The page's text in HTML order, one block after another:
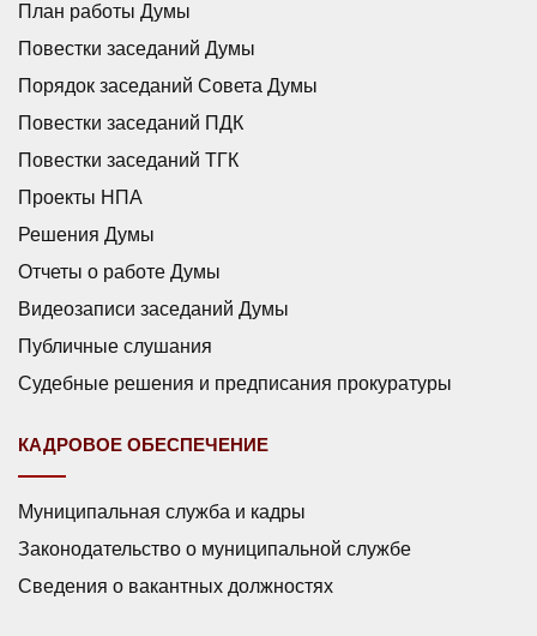
План работы Думы
Повестки заседаний Думы
Порядок заседаний Совета Думы
Повестки заседаний ПДК
Повестки заседаний ТГК
Проекты НПА
Решения Думы
Отчеты о работе Думы
Видеозаписи заседаний Думы
Публичные слушания
Судебные решения и предписания прокуратуры
КАДРОВОЕ ОБЕСПЕЧЕНИЕ
Муниципальная служба и кадры
Законодательство о муниципальной службе
Сведения о вакантных должностях